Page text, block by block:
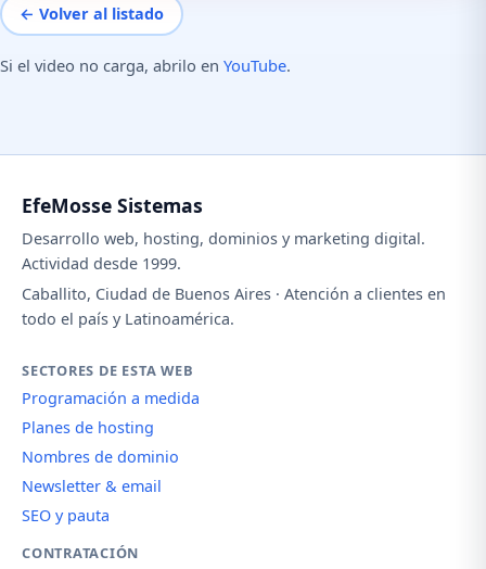
← Volver al listado
Si el video no carga, abrilo en YouTube.
EfeMosse Sistemas
Desarrollo web, hosting, dominios y marketing digital.
Actividad desde 1999.
Caballito, Ciudad de Buenos Aires · Atención a clientes en
todo el país y Latinoamérica.
SECTORES DE ESTA WEB
Programación a medida
Planes de hosting
Nombres de dominio
Newsletter & email
SEO y pauta
CONTRATACIÓN